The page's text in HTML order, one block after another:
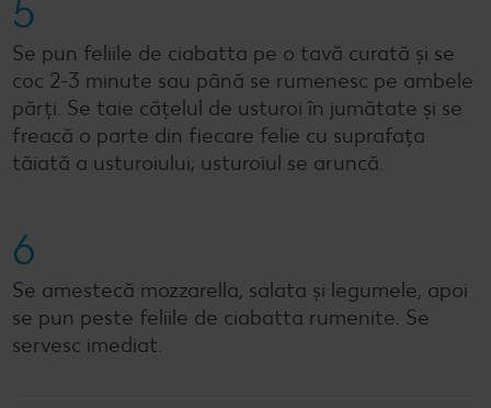
5
Se pun feliile de ciabatta pe o tavă curată și se
coc 2-3 minute sau până se rumenesc pe ambele
părți. Se taie cățelul de usturoi în jumătate și se
freacă o parte din fiecare felie cu suprafața
tăiată a usturoiului; usturoiul se aruncă.
6
Se amestecă mozzarella, salata și legumele, apoi
se pun peste feliile de ciabatta rumenite. Se
servesc imediat.